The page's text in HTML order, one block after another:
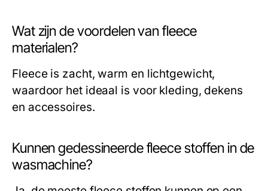
Wat zijn de voordelen van fleece
materialen?
Fleece is zacht, warm en lichtgewicht,
waardoor het ideaal is voor kleding, dekens
en accessoires.
Kunnen gedessineerde fleece stoffen in de
wasmachine?